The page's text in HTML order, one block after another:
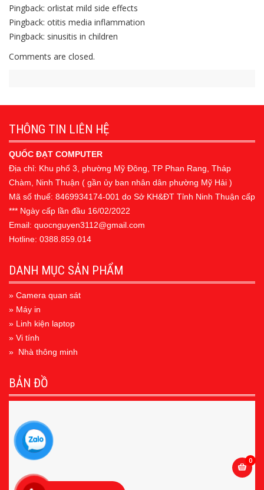
Pingback: orlistat mild side effects
Pingback: otitis media inflammation
Pingback: sinusitis in children
Comments are closed.
THÔNG TIN LIÊN HỆ
QUỐC ĐẠT COMPUTER
Địa chỉ: Khu phố 3, phường Mỹ Đông, TP Phan Rang, Tháp
Chàm, Ninh Thuận ( gần ủy ban nhân dân phường Mỹ Hải )
Mã số thuế: 8469934174-001 do Sở KH&ĐT Tỉnh Ninh Thuận cấp
*** Ngày cấp lần đầu 16/02/2022
Email: quocnguyen3112@gmail.com
Hotline: 0388.859.014
DANH MỤC SẢN PHẨM
» Camera quan sát
» Máy in
» Linh kiện laptop
» Vi tính
» Nhà thông minh
BẢN ĐỒ
0